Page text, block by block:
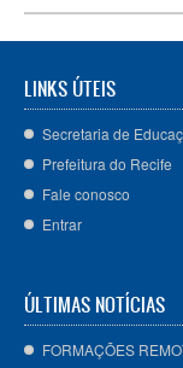
LINKS ÚTEIS
Secretaria de
Prefeitura do Recife
Fale conosco
Entrar
ÚLTIMAS NOTÍCIAS
FORMAÇÕES